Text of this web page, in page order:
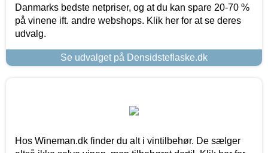
Danmarks bedste netpriser, og at du kan spare 20-70 %
på vinene ift. andre webshops. Klik her for at se deres
udvalg.
Se udvalget på Densidsteflaske.dk
Hos Wineman.dk finder du alt i vintilbehør. De sælger